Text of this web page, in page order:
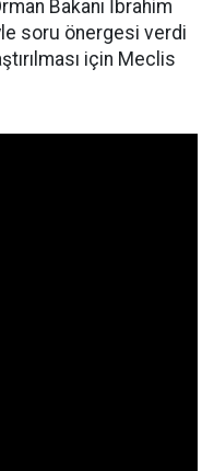
Bakanı İbrahim
soru önergesi verdi
için Meclis